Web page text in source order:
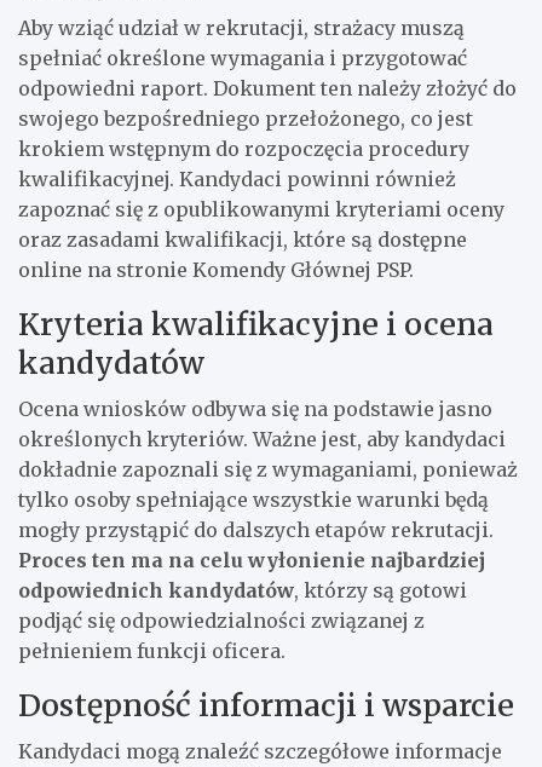
Aby wziąć udział w rekrutacji, strażacy muszą
spełniać określone wymagania i przygotować
odpowiedni raport. Dokument ten należy złożyć do
swojego bezpośredniego przełożonego, co jest
krokiem wstępnym do rozpoczęcia procedury
kwalifikacyjnej. Kandydaci powinni również
zapoznać się z opublikowanymi kryteriami oceny
oraz zasadami kwalifikacji, które są dostępne
online na stronie Komendy Głównej PSP.
Kryteria kwalifikacyjne i ocena
kandydatów
Ocena wniosków odbywa się na podstawie jasno
określonych kryteriów. Ważne jest, aby kandydaci
dokładnie zapoznali się z wymaganiami, ponieważ
tylko osoby spełniające wszystkie warunki będą
mogły przystąpić do dalszych etapów rekrutacji.
Proces ten ma na celu wyłonienie najbardziej
odpowiednich kandydatów, którzy są gotowi
podjąć się odpowiedzialności związanej z
pełnieniem funkcji oficera.
Dostępność informacji i wsparcie
Kandydaci mogą znaleźć szczegółowe informacje